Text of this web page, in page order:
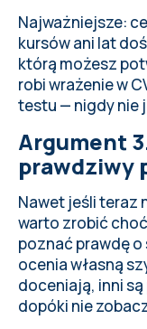
Najważniejsze:
kursów ani lat
którą możesz
robi wrażenie w
testu — nigdy nie
Argument
prawdziwy
Nawet jeśli teraz
warto zrobić
poznać prawdę
ocenia własną
doceniają, inni
dopóki nie